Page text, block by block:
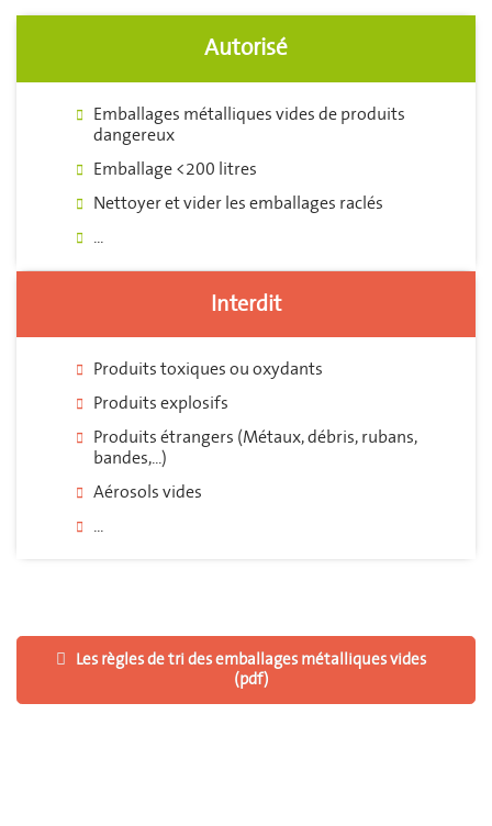
Autorisé
Emballages métalliques vides de produits
dangereux
Emballage <200 litres
Nettoyer et vider les emballages raclés
...
Interdit
Produits toxiques ou oxydants
Produits explosifs
Produits étrangers (Métaux, débris, rubans,
bandes,...)
Aérosols vides
...
Les règles de tri des emballages métalliques vides
(pdf)